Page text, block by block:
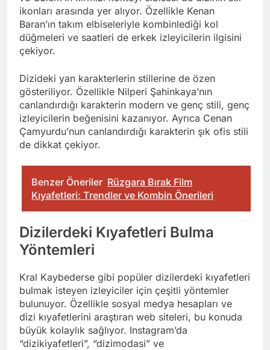
ikonları arasında yer alıyor. Özellikle Kenan
Baran’ın takım elbiseleriyle kombinlediği kol
düğmeleri ve saatleri de erkek izleyicilerin ilgisini
çekiyor.
Dizideki yan karakterlerin stillerine de özen
gösteriliyor. Özellikle Nilperi Şahinkaya’nın
canlandırdığı karakterin modern ve genç stili, genç
izleyicilerin beğenisini kazanıyor. Ayrıca Cenan
Çamyurdu’nun canlandırdığı karakterin şık ofis stili
de dikkat çekiyor.
Benzer Öneriler Rüzgara Bırak Film
Kıyafetleri: Trendler ve Kombin Önerileri
Dizilerdeki Kıyafetleri Bulma
Yöntemleri
Kral Kaybederse gibi popüler dizilerdeki kıyafetleri
bulmak isteyen izleyiciler için çeşitli yöntemler
bulunuyor. Özellikle sosyal medya hesapları ve
dizi kıyafetlerini araştıran web siteleri, bu konuda
büyük kolaylık sağlıyor. Instagram’da
“dizikiyafetleri”, “dizimodasi” ve